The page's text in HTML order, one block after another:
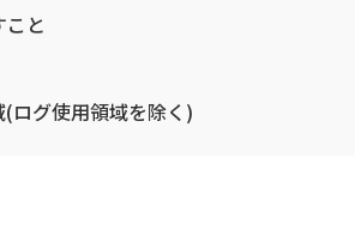
こと
ログ使用領域を除く)